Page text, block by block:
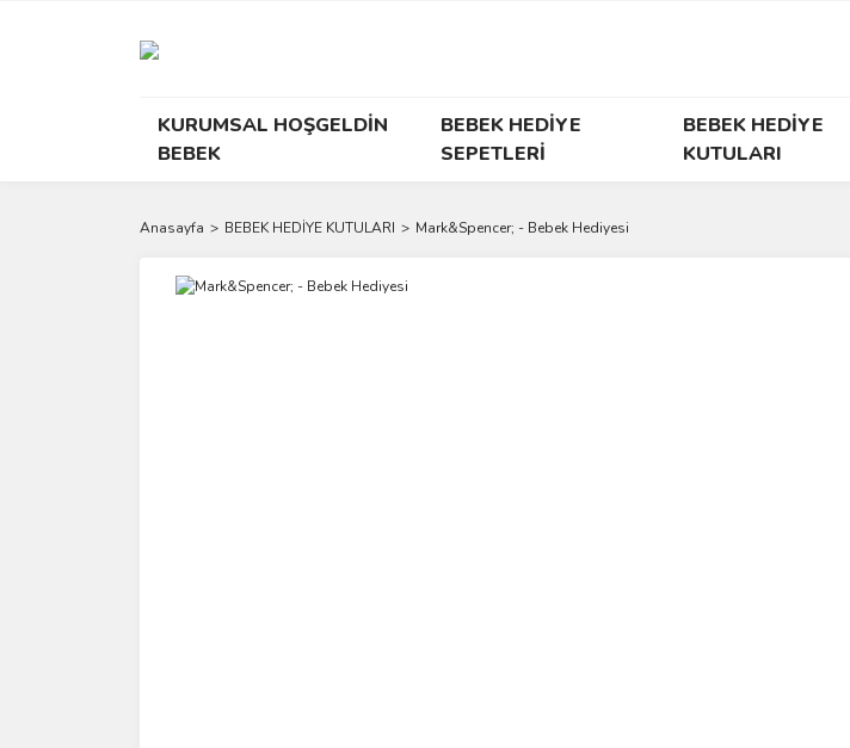
KURUMSAL HOŞGELDİN
BEBEK
BEBEK HEDİYE
SEPETLERİ
BEBEK HEDİYE
KUTULARI
Anasayfa BEBEK HEDİYE KUTULARI Mark&Spencer; - Bebek Hediyesi